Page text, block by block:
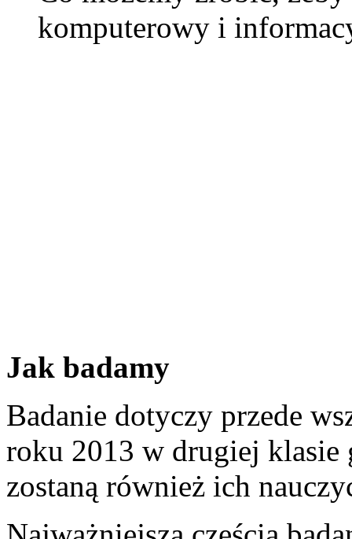
komputerowy i
Jak badamy
Badanie dotyczy przede
roku 2013 w drugiej klasie
zostaną również ich